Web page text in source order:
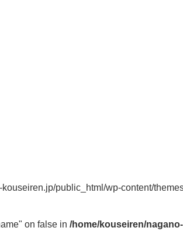
public_html/wp-content/
on false in /home/kouseiren/